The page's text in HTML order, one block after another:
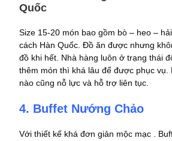
Quốc
Size 15-20 món bao gồm bò – heo –
cách Hàn Quốc. Đồ ăn được nhưng
đồ khi hết. Nhà hàng luôn ở trạng thái
thêm món thì khá lâu để được phục vụ.
nào cũng nỗ lực và hỗ trợ liên tục.
4. Buffet Nướng Chảo
Với thiết kế khá đơn giản mộc mạc .